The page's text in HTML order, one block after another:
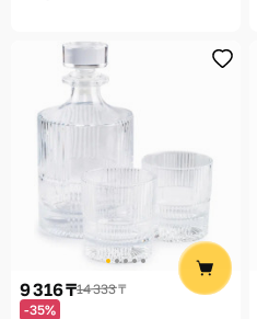
9 316 ₸14 333 ₸
-35%